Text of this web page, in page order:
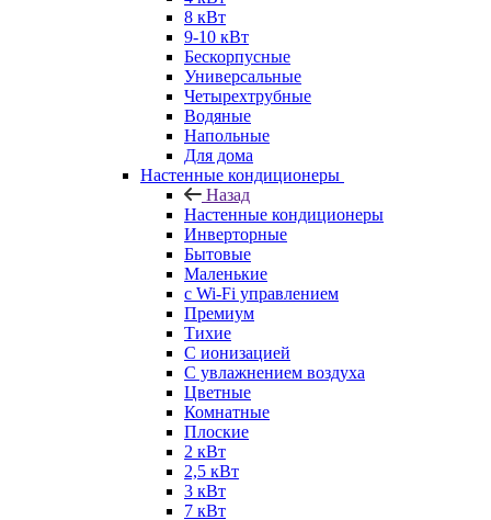
8 кВт
9-10 кВт
Бескорпусные
Универсальные
Четырехтрубные
Водяные
Напольные
Для дома
Настенные кондиционеры
Назад
Настенные кондиционеры
Инверторные
Бытовые
Маленькие
с Wi-Fi управлением
Премиум
Тихие
С ионизацией
С увлажнением воздуха
Цветные
Комнатные
Плоские
2 кВт
2,5 кВт
3 кВт
7 кВт